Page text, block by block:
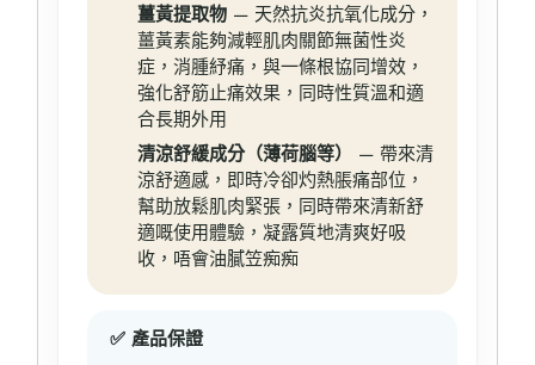
薑黃提取物— 天然抗炎抗氧化成分，
薑黃素能夠減輕肌肉關節無菌性炎
症，消腫紓痛，與一條根協同增效，
強化舒筋止痛效果，同時性質溫和適
合長期外用
清涼舒緩成分（薄荷腦等）
— 帶來清
涼舒適感，即時冷卻灼熱脹痛部位，
幫助放鬆肌肉緊張，同時帶來清新舒
適嘅使用體驗，凝露質地清爽好吸
收，唔會油膩笠痴痴
✅ 產品保證